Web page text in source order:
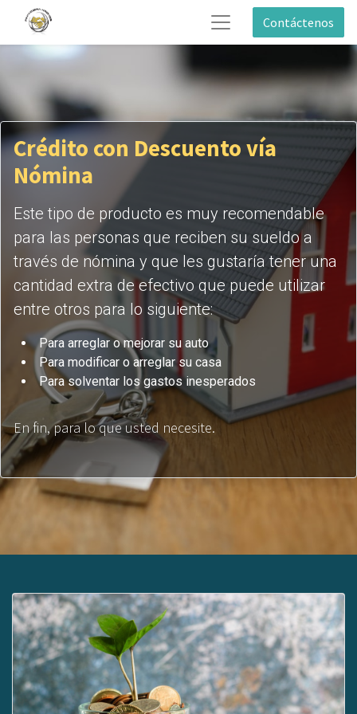
Contáctenos
Crédito con Descuento vía
Nómina
Este tipo de producto es muy recomendable
para las personas que reciben su sueldo a
través de nómina y que les gustaría tener una
cantidad extra de efectivo que puede utilizar
entre otros para lo siguiente:
Para arreglar o mejorar su auto
Para modificar o arreglar su casa
Para solventar los gastos inesperados
En fin, para lo que usted necesite.